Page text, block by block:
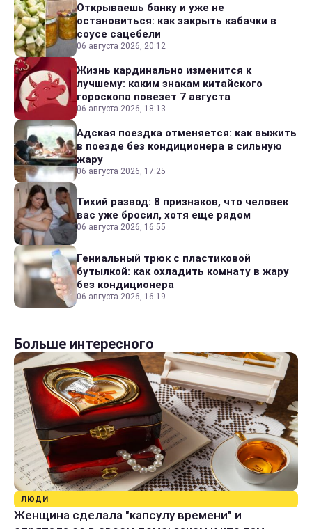
Открываешь банку и уже не
остановиться: как закрыть кабачки в
соусе сацебели
06 августа 2026, 20:12
Жизнь кардинально изменится к
лучшему: каким знакам китайского
гороскопа повезет 7 августа
06 августа 2026, 18:13
Адская поездка отменяется: как выжить
в поезде без кондиционера в сильную
жару
06 августа 2026, 17:25
Тихий развод: 8 признаков, что человек
вас уже бросил, хотя еще рядом
06 августа 2026, 16:55
Гениальный трюк с пластиковой
бутылкой: как охладить комнату в жару
без кондиционера
06 августа 2026, 16:19
Больше интересного
ЛЮДИ
Женщина сделала "капсулу времени" и